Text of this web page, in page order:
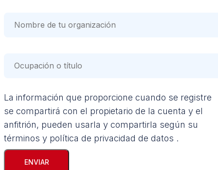
La información que proporcione cuando se registre
se compartirá con el propietario de la cuenta y el
anfitrión, pueden usarla y compartirla según su
términos y política de privacidad de datos .